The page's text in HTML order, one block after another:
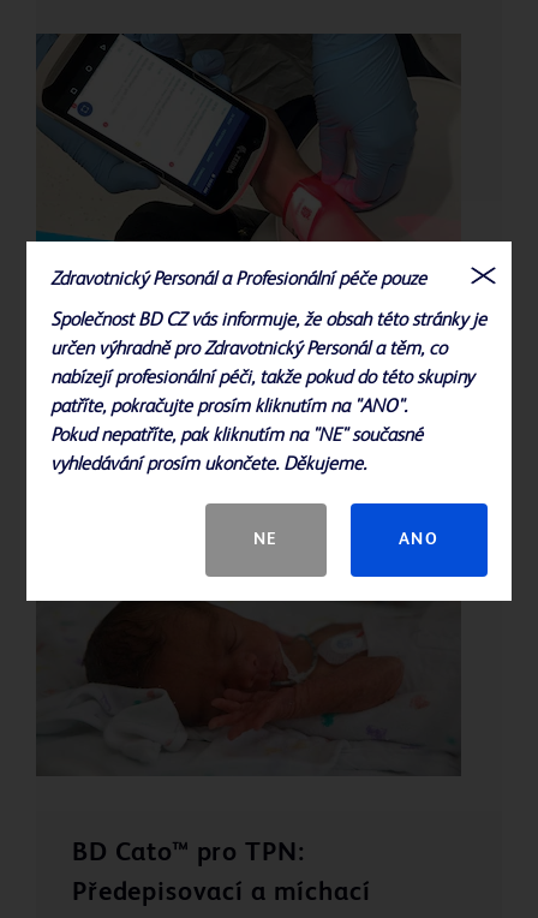
BD Cato™ ReadyMed
Digitální řešení podávání léků s čárovými kódy pomáhá
nemocnicím dodržovat předpisy týkající se podávání
léků.
BD Cato™ pro TPN:
Předepisovací a míchací
Zdravotnický Personál a Profesionální péče pouze
Společnost BD CZ vás informuje, že obsah této stránky je
určen výhradně pro Zdravotnický Personál a těm, co
nabízejí profesionální péči, takže pokud do této skupiny
patříte, pokračujte prosím kliknutím na "ANO".
Pokud nepatříte, pak kliknutím na "NE" současné
vyhledávání prosím ukončete. Děkujeme.
NE ANO